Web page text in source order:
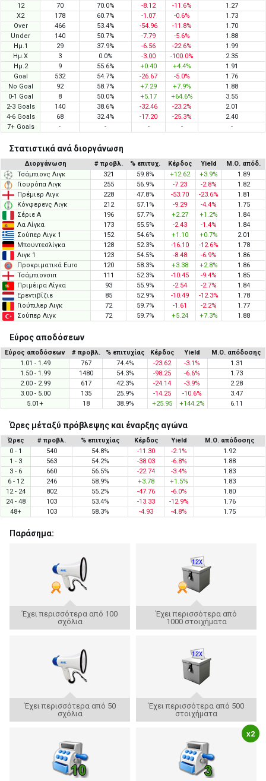
12
70 70.0% -8.12 -11.6%
1.27
X2
178 60.7% -1.07 -0.6%
1.73
Over
466 53.4% -54.96 -11.8%
1.70
Under
140 50.7% -7.79 -5.6%
1.88
Ημ.1
29 37.9% -6.56 -22.6%
1.99
Ημ.X
3 0.0% -3.00 -100.0%
2.35
Ημ.2
9 55.6% +0.40 +4.4%
1.91
Goal
532 54.7% -26.67 -5.0%
1.76
No Goal
92 58.7% +7.29 +7.9%
1.88
0-1 Goal
8 50.0% +5.17 +64.6%
3.55
2-3 Goals
140 38.6% -32.46 -23.2%
2.01
4-6 Goals
68 32.4% -17.20 -25.3%
2.40
7+ Goals
- - - - -
Στατιστικά ανά διοργάνωση
Διοργάνωση # προβλ. % επιτυχ. Κέρδος Yield
Μ.Ο. απόδ.
Τσάμπιονς Λιγκ
321 59.8% +12.62 +3.9%
1.89
Γιουρόπα Λιγκ
255 56.9% -7.23 -2.8%
1.82
Πρέμιερ Λιγκ
228 47.8% -53.70 -23.6%
1.81
Κόνφερενς Λιγκ
212 57.1% -9.29 -4.4%
1.75
Σέριε Α
196 57.7% +2.27 +1.2%
1.84
Λα Λίγκα
173 55.5% -2.43 -1.4%
1.84
Σούπερ Λιγκ 1
152 54.6% +1.10 +0.7%
2.01
Μπουντεσλίγκα
128 52.3% -16.10 -12.6%
1.78
Λιγκ 1
123 54.5% -8.48 -6.9%
1.86
Προκριματικά Euro
120 58.3% +3.38 +2.8%
1.86
Τσάμπιονσιπ
111 52.3% -10.45 -9.4%
1.85
Πριμέιρα Λίγκα
93 55.9% -2.54 -2.7%
1.84
Ερεντιβίζιε
85 52.9% -10.49 -12.3%
1.78
Γιούπιλερ Λιγκ
72 59.7% -1.61 -2.2%
1.77
Σούπερ Λιγκ
72 59.7% +5.24 +7.3% 1.88
Εύρος αποδόσεων
Εύρος αποδόσεων # προβλ. % επιτυχίας Κέρδος Yield
Μ.Ο. απόδοσης
1.01 - 1.49
767 74.4% -23.62 -3.1%
1.31
1.50 - 1.99
1480 54.3% -98.25 -6.6%
1.73
2.00 - 2.99
617 42.3% -24.14 -3.9%
2.28
3.00 - 5.00
135 25.9% -14.25 -10.6%
3.47
5.01+
18 38.9% +25.95 +144.2% 6.11
Ώρες μέταξύ πρόβλεψης και έναρξης αγώνα
Ώρες # προβλ. % επιτυχίας Κέρδος Yield
Μ.Ο. απόδοσης
0 - 1
540 54.8% -11.30 -2.1%
1.92
1 - 3
563 54.2% -38.03 -6.8%
1.88
3 - 6
660 56.5% -22.74 -3.4%
1.83
6 - 12
246 58.9% +3.78 +1.5%
1.83
12 - 24
802 55.2% -47.76 -6.0%
1.80
24 - 48
103 53.4% -13.33 -12.9%
1.76
48+
103 58.3% -4.93 -4.8% 1.75
Παράσημα:
Έχει περισσότερα από 100
σχόλια
Έχει περισσότερα από
1000 στοιχήματα
Έχει περισσότερα από 50
σχόλια
Έχει περισσότερα από 500
στοιχήματα
x2